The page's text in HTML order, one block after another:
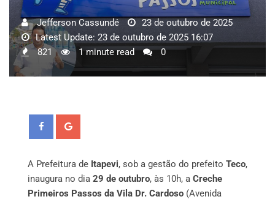
Jefferson Cassundé
23 de outubro de 2025
Latest Update: 23 de outubro de 2025 16:07
821
1 minute read 0
A Prefeitura de Itapevi, sob a gestão do prefeito Teco,
inaugura no dia 29 de outubro, às 10h, a Creche
Primeiros Passos da Vila Dr. Cardoso (Avenida